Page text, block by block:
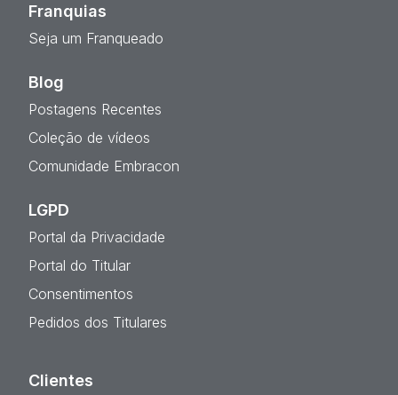
Franquias
Seja um Franqueado
Blog
Postagens Recentes
Coleção de vídeos
Comunidade Embracon
LGPD
Portal da Privacidade
Portal do Titular
Consentimentos
Pedidos dos Titulares
Clientes